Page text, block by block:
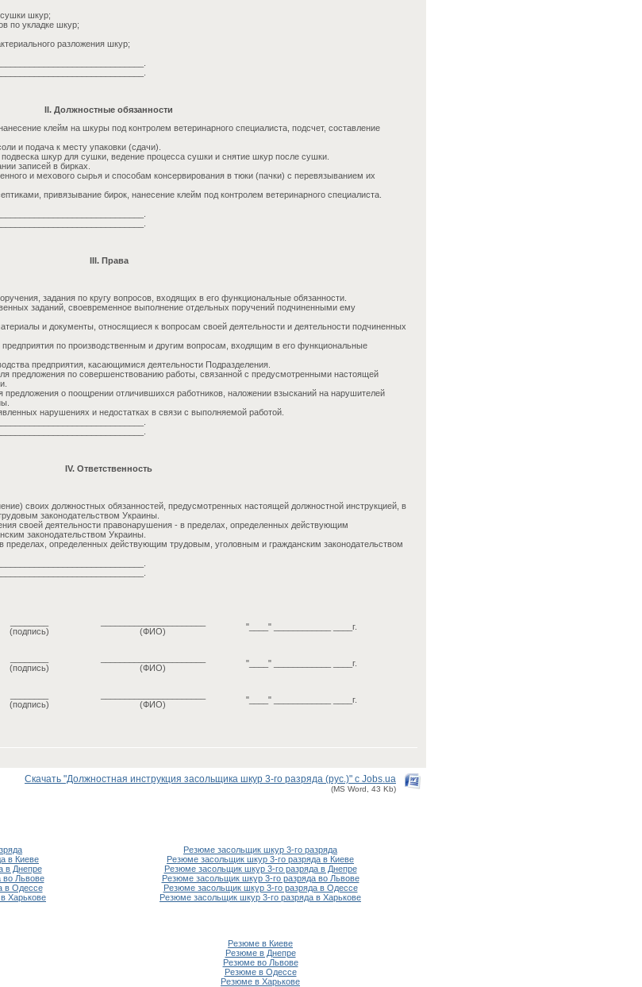
шкур;
по укладке шкур;
разложения шкур;
II. Должностные обязанности
клейм на шкуры под контролем ветеринарного специалиста, подсчет, составление
и подача к месту упаковки (сдачи).
шкур для сушки, ведение процесса сушки и снятие шкур после сушки.
записей в бирках.
и мехового сырья и способам консервирования в тюки (пачки) с перевязыванием их
привязывание бирок, нанесение клейм под контролем ветеринарного специалиста.
III. Права
задания по кругу вопросов, входящих в его функциональные обязанности.
заданий, своевременное выполнение отдельных поручений подчиненными ему
и документы, относящиеся к вопросам своей деятельности и деятельности подчиненных
по производственным и другим вопросам, входящим в его функциональные
предприятия, касающимися деятельности Подразделения.
предложения по совершенствованию работы, связанной с предусмотренными настоящей
предложения о поощрении отличившихся работников, наложении взысканий на нарушителей
нарушениях и недостатках в связи с выполняемой работой.
IV. Ответственность
своих должностных обязанностей, предусмотренных настоящей должностной инструкцией, в
законодательством Украины.
своей деятельности правонарушения - в пределах, определенных действующим
законодательством Украины.
пределах, определенных действующим трудовым, уголовным и гражданским законодательством
(подпись)
(ФИО)
"____" ____________ ____г.
(подпись)
(ФИО)
"____" ____________ ____г.
(подпись)
(ФИО)
"____" ____________ ____г.
Скачать "Должностная инструкция засольщика шкур 3-го разряда (рус.)" с Jobs.ua
(MS Word, 43 Kb)
Резюме засольщик шкур 3-го разряда
в Киеве
Резюме засольщик шкур 3-го разряда в Киеве
в Днепре
Резюме засольщик шкур 3-го разряда в Днепре
во Львове
Резюме засольщик шкур 3-го разряда во Львове
в Одессе
Резюме засольщик шкур 3-го разряда в Одессе
Харькове
Резюме засольщик шкур 3-го разряда в Харькове
Резюме в Киеве
Резюме в Днепре
Резюме во Львове
Резюме в Одессе
Резюме в Харькове